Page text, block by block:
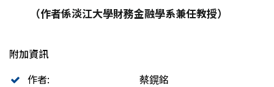
（作者係淡江大學財務金融學系兼任教授）
附加資訊
作者:
蔡鎤銘